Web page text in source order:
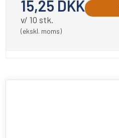
15,25 DKK
v/ 10 stk.
(ekskl. moms)